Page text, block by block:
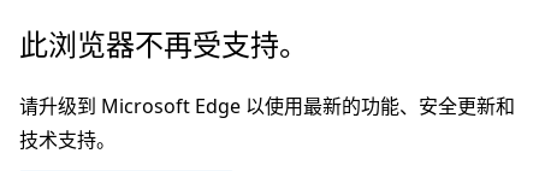
跳
主
要
此浏览器不再受支持。
请升级到 Microsoft Edge 以使用最新的功能、安全更新和
技术支持。